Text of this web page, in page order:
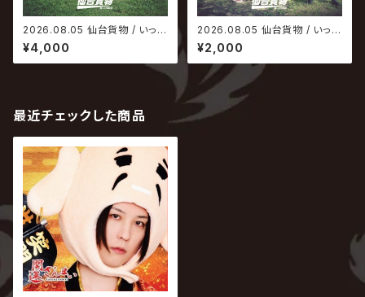
2026.08.05 仙台貨物 / いっ
ち! いっち!!【Type-A】
¥4,000
2026.08.05 仙台貨物 / いっ
ち! いっち!!【Type-B】
¥2,000
最近チェックした商品